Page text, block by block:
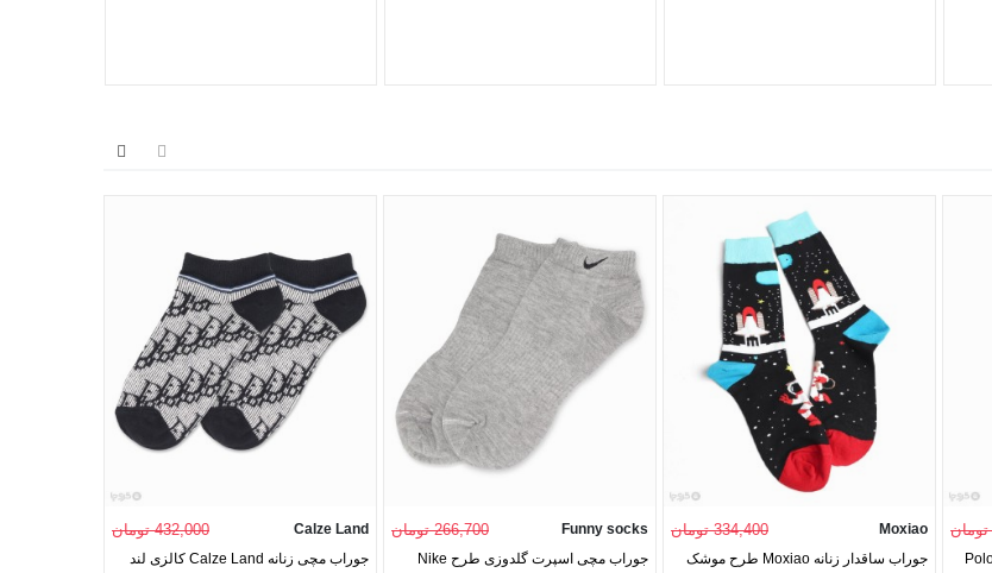
Moxiao 334,400 تومان
جوراب ساقدار زنانه Moxiao طرح موشک
Funny socks 266,700 تومان
جوراب مچی اسپرت گلدوزی طرح Nike
Calze Land 432,000 تومان
جوراب مچی زنانه Calze Land کالزی لند